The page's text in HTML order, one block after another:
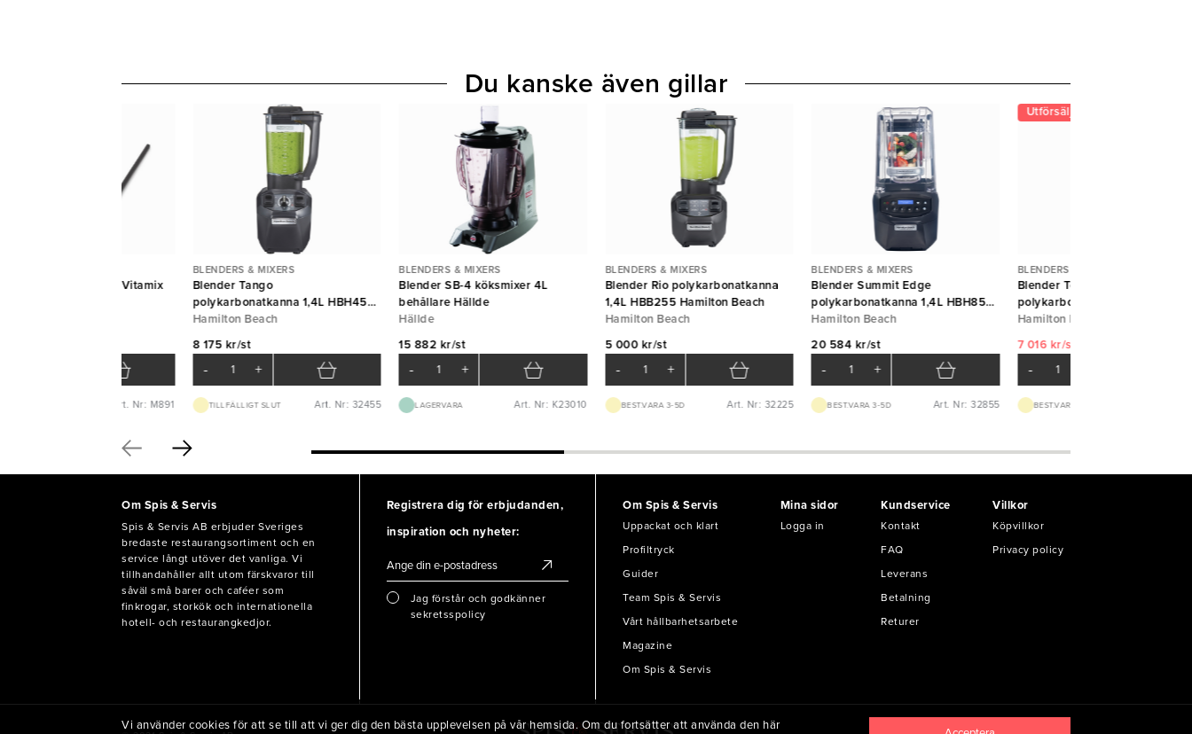
kit till blenders Vitamix
Art. Nr: M891
BLENDERS & MIXERS
Blender Tango
polykarbonatkanna 1,4L HBH455
Hamilton Beach
Hamilton Beach
8 175 kr/st
- +
TILLFÄLLIGT SLUT Art. Nr: 32455
BLENDERS & MIXERS
Blender SB-4 köksmixer 4L
behållare Hällde
Hällde
15 882 kr/st
- +
LAGERVARA Art. Nr: K23010
BLENDERS & MIXERS
Blender Rio polykarbonatkanna
1,4L HBB255 Hamilton Beach
Hamilton Beach
5 000 kr/st
- +
BEST.VARA 3-5D Art. Nr: 32225
BLENDERS & MIXERS
Blender Summit Edge
polykarbonatkanna 1,4L HBH855
Hamilton Beach
Hamilton Beach
20 584 kr/st
- +
BEST.VARA 3-5D Art. Nr: 32855
Utförsäljning
BLENDERS & MIXERS
Blender Tempest
polykarbonatkanna 1,8L
Hamilton Beach
Hamilton Beach
7 016 kr/st
-
BEST.VARA 1-2V
Du kanske även gillar
Om Spis & Servis
Spis & Servis AB erbjuder Sveriges
bredaste restaurangsortiment och en
service långt utöver det vanliga. Vi
tillhandahåller allt utom färskvaror till
såväl små barer och caféer som
finkrogar, storkök och internationella
hotell- och restaurangkedjor.
Registrera dig för erbjudanden,
inspiration och nyheter:
Jag förstår och godkänner
sekretsspolicy
Om Spis & Servis
Uppackat och klart
Profiltryck
Guider
Team Spis & Servis
Vårt hållbarhetsarbete
Magazine
Om Spis & Servis
Mina sidor
Logga in
Kundservice
Kontakt
FAQ
Leverans
Betalning
Returer
Villkor
Köpvillkor
Privacy policy
Vi använder cookies för att se till att vi ger dig den bästa upplevelsen på vår hemsida. Om du fortsätter att använda den här